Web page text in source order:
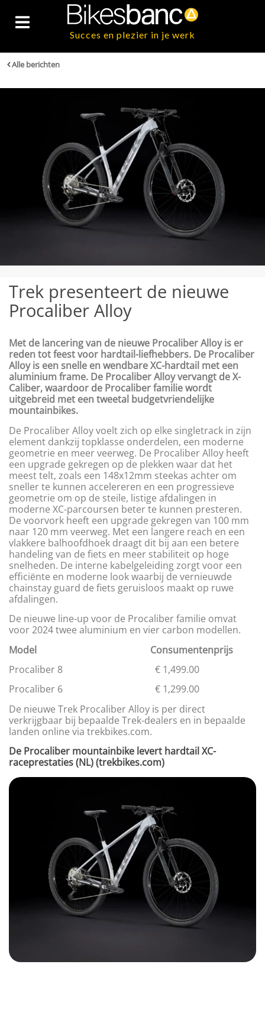
Succes en plezier in je werk
Alle berichten
Trek presenteert de nieuwe
Procaliber Alloy
Met de lancering van de nieuwe Procaliber Alloy is er
reden tot feest voor hardtail-liefhebbers. De Procaliber
Alloy is een snelle en wendbare XC-hardtail met een
aluminium frame. De Procaliber Alloy vervangt de X-
Caliber, waardoor de Procaliber familie wordt
uitgebreid met een tweetal budgetvriendelijke
mountainbikes.
De Procaliber Alloy voelt zich op elke singletrack in zijn
element dankzij topklasse onderdelen, een moderne
geometrie en meer veerweg. De Procaliber Alloy heeft
een upgrade gekregen op de plekken waar dat het
meest telt, zoals een 148x12mm steekas achter om
sneller te kunnen accelereren en een progressieve
geometrie om op de steile, listige afdalingen in
moderne XC-parcoursen beter te kunnen presteren.
De voorvork heeft een upgrade gekregen van 100 mm
naar 120 mm veerweg. Met een langere reach en een
vlakkere balhoofdhoek draagt dit bij aan een betere
handeling van de fiets en meer stabiliteit op hoge
snelheden. De interne kabelgeleiding zorgt voor een
efficiënte en moderne look waarbij de vernieuwde
chainstay guard de fiets geruisloos maakt op ruwe
afdalingen.
De nieuwe line-up voor de Procaliber familie omvat
voor 2024 twee aluminium en vier carbon modellen.
Model Consumentenprijs
Procaliber 8 € 1,499.00
Procaliber 6 € 1,299.00
De nieuwe Trek Procaliber Alloy is per direct
verkrijgbaar bij bepaalde Trek-dealers en in bepaalde
landen online via trekbikes.com.
De Procaliber mountainbike levert hardtail XC-
raceprestaties (NL) (trekbikes.com)